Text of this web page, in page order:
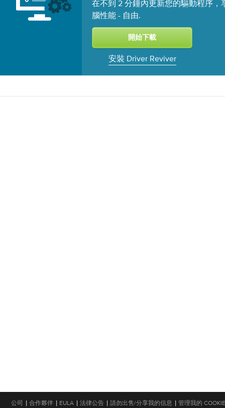
在不到 2 分鐘內更新您的驅動程序，
腦性能 - 自由.
安裝 Driver Reviver
公司 | 合作夥伴 | EULA | 法律公告 | 請勿出售/分享我的信息 | 管理我的